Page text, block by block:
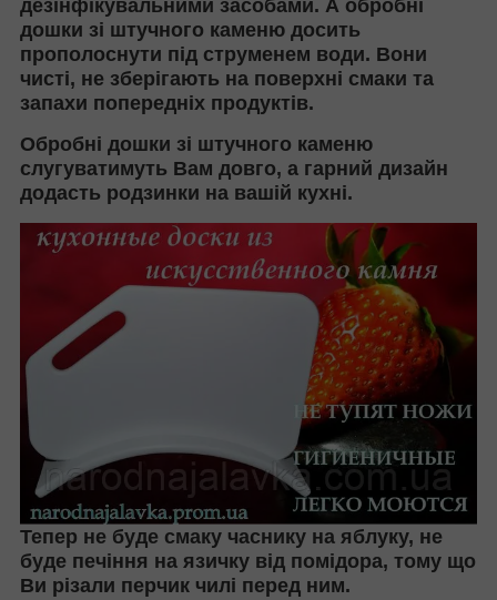
дезінфікувальними засобами. А обробні
дошки зі штучного каменю досить
прополоснути під струменем води. Вони
чисті, не зберігають на поверхні смаки та
запахи попередніх продуктів.
Обробні дошки зі штучного каменю
слугуватимуть Вам довго, а гарний дизайн
додасть родзинки на вашій кухні.
Тепер не буде смаку часнику на яблуку, не
буде печіння на язичку від помідора, тому що
Ви різали перчик чилі перед ним.